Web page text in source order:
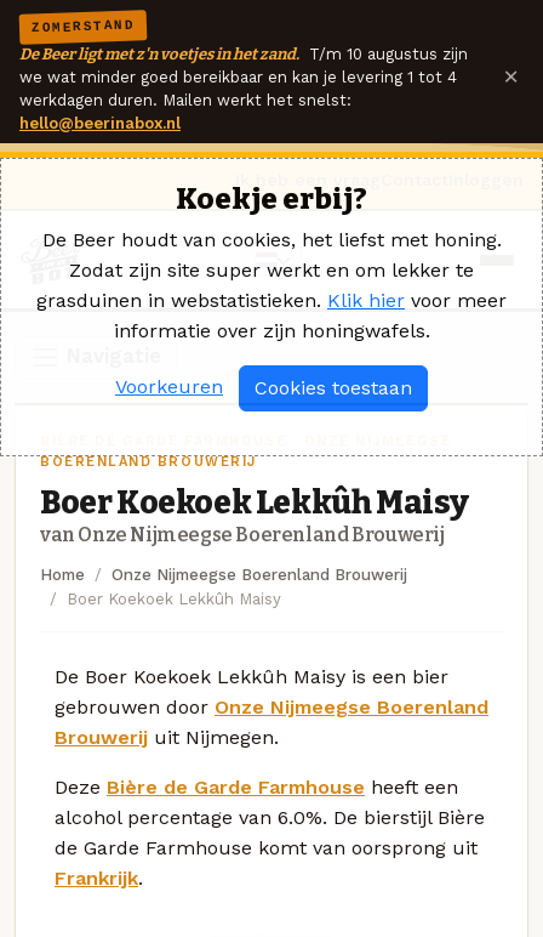
ZOMERSTAND
De Beer ligt met z'n voetjes in het zand. T/m 10 augustus zijn
we wat minder goed bereikbaar en kan je levering 1 tot 4
werkdagen duren. Mailen werkt het snelst:
hello@beerinabox.nl
×
BOERENLAND BROUWERIJ
Boer Koekoek Lekkûh Maisy
van Onze Nijmeegse Boerenland Brouwerij
Home
Onze Nijmeegse Boerenland Brouwerij
Boer Koekoek Lekkûh Maisy
De Boer Koekoek Lekkûh Maisy is een bier
gebrouwen door Onze Nijmeegse Boerenland
Brouwerij uit Nijmegen.
Deze Bière de Garde Farmhouse heeft een
alcohol percentage van 6.0%. De bierstijl Bière
de Garde Farmhouse komt van oorsprong uit
Frankrijk.
Koekje erbij?
De Beer houdt van cookies, het liefst met honing.
Zodat zijn site super werkt en om lekker te
grasduinen in webstatistieken. Klik hier voor meer
informatie over zijn honingwafels.
Voorkeuren Cookies toestaan